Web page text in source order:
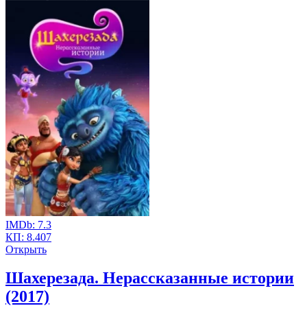
IMDb: 7.3
КП: 8.407
Открыть
Шахерезада. Нерассказанные истории
(2017)